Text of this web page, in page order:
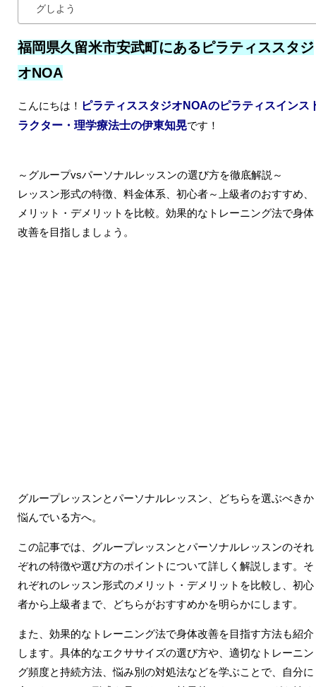
グしよう
福岡県久留米市安武町にあるピラティススタジ
オNOA
こんにちは！ ピラティススタジオNOAのピラティスインス
ラクター・理学療法士の伊東知晃です！
～グループvsパーソナルレッスンの選び方を徹底解説～
レッスン形式の特徴、料金体系、初心者～上級者のおすすめ、
メリット・デメリットを比較。効果的なトレーニング法で身体
改善を目指しましょう。
グループレッスンとパーソナルレッスン、どちらを選ぶべきか
悩んでいる方へ。
この記事では、グループレッスンとパーソナルレッスンのそれ
ぞれの特徴や選び方のポイントについて詳しく解説します。そ
れぞれのレッスン形式のメリット・デメリットを比較し、初心
者から上級者まで、どちらがおすすめかを明らかにします。
また、効果的なトレーニング法で身体改善を目指す方法も紹介
します。具体的なエクササイズの選び方や、適切なトレーニン
グ頻度と持続方法、悩み別の対処法などを学ぶことで、自分に